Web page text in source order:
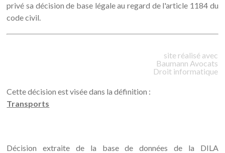
privé sa décision de base légale au regard de l'article 1184 du
code civil.
site réalisé avec
Baumann Avocats
Droit informatique
Cette décision est visée dans la définition :
Transports
Décision extraite de la base de données de la DILA